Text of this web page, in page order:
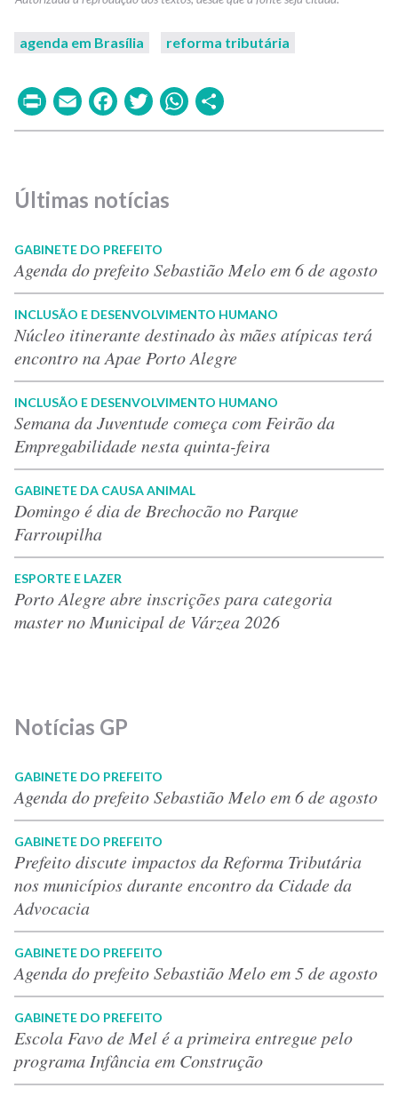
agenda em Brasília reforma tributária
PrintEmailFacebook
TwitterWhatsApp
Últimas notícias
GABINETE DO PREFEITO
Agenda do prefeito Sebastião Melo em 6 de agosto
INCLUSÃO E DESENVOLVIMENTO HUMANO
Núcleo itinerante destinado às mães atípicas terá
encontro na Apae Porto Alegre
INCLUSÃO E DESENVOLVIMENTO HUMANO
Semana da Juventude começa com Feirão da
Empregabilidade nesta quinta-feira
GABINETE DA CAUSA ANIMAL
Domingo é dia de Brechocão no Parque
Farroupilha
ESPORTE E LAZER
Porto Alegre abre inscrições para categoria
master no Municipal de Várzea 2026
Notícias GP
GABINETE DO PREFEITO
Agenda do prefeito Sebastião Melo em 6 de agosto
GABINETE DO PREFEITO
Prefeito discute impactos da Reforma Tributária
nos municípios durante encontro da Cidade da
Advocacia
GABINETE DO PREFEITO
Agenda do prefeito Sebastião Melo em 5 de agosto
GABINETE DO PREFEITO
Escola Favo de Mel é a primeira entregue pelo
programa Infância em Construção